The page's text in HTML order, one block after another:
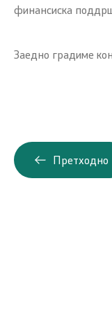
финансиска
Заедно градиме
Претходно